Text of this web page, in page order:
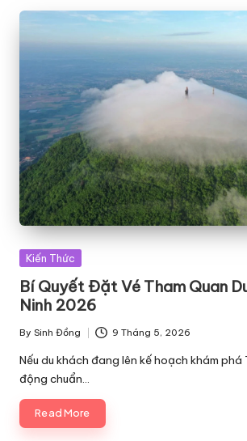
Posted
Kiến Thức
Bí Quyết Đặt Vé Tham Quan
Ninh 2026
Posted
by
By Sinh Đồng 9 Tháng 5, 2026
Nếu du khách đang lên kế hoạch khám phá
động chuẩn…
Read More